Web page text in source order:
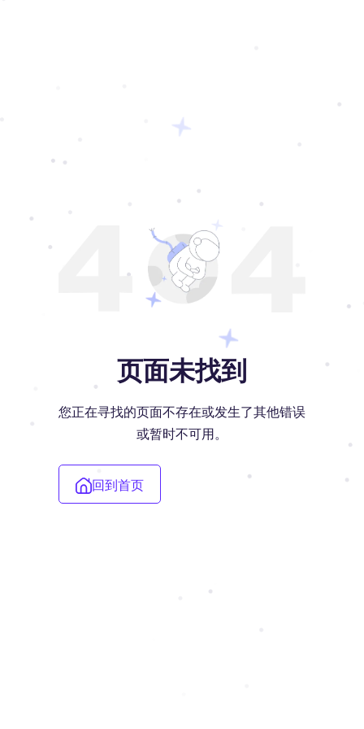
页面未找到
您正在寻找的页面不存在或发生了其他错误
或暂时不可用。
回到首页